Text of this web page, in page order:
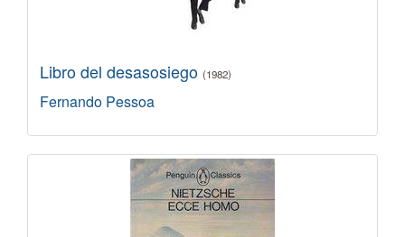
Libro del desasosiego (1982)
Fernando Pessoa